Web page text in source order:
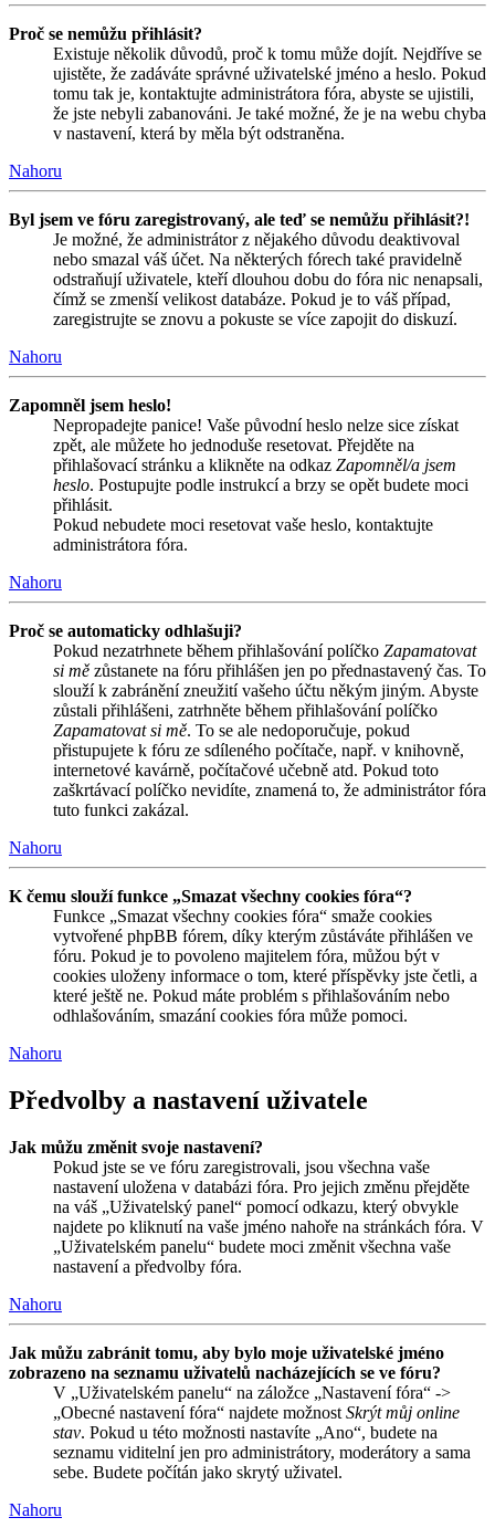
Proč se nemůžu přihlásit?
Existuje několik důvodů, proč k tomu může dojít. Nejdříve se
ujistěte, že zadáváte správné uživatelské jméno a heslo. Pokud
tomu tak je, kontaktujte administrátora fóra, abyste se ujistili,
že jste nebyli zabanováni. Je také možné, že je na webu chyba
v nastavení, která by měla být odstraněna.
Nahoru
Byl jsem ve fóru zaregistrovaný, ale teď se nemůžu přihlásit?!
Je možné, že administrátor z nějakého důvodu deaktivoval
nebo smazal váš účet. Na některých fórech také pravidelně
odstraňují uživatele, kteří dlouhou dobu do fóra nic nenapsali,
čímž se zmenší velikost databáze. Pokud je to váš případ,
zaregistrujte se znovu a pokuste se více zapojit do diskuzí.
Nahoru
Zapomněl jsem heslo!
Nepropadejte panice! Vaše původní heslo nelze sice získat
zpět, ale můžete ho jednoduše resetovat. Přejděte na
přihlašovací stránku a klikněte na odkaz Zapomněl/a jsem
heslo. Postupujte podle instrukcí a brzy se opět budete moci
přihlásit.
Pokud nebudete moci resetovat vaše heslo, kontaktujte
administrátora fóra.
Nahoru
Proč se automaticky odhlašuji?
Pokud nezatrhnete během přihlašování políčko Zapamatovat
si mě zůstanete na fóru přihlášen jen po přednastavený čas. To
slouží k zabránění zneužití vašeho účtu někým jiným. Abyste
zůstali přihlášeni, zatrhněte během přihlašování políčko
Zapamatovat si mě. To se ale nedoporučuje, pokud
přistupujete k fóru ze sdíleného počítače, např. v knihovně,
internetové kavárně, počítačové učebně atd. Pokud toto
zaškrtávací políčko nevidíte, znamená to, že administrátor fóra
tuto funkci zakázal.
Nahoru
K čemu slouží funkce „Smazat všechny cookies fóra“?
Funkce „Smazat všechny cookies fóra“ smaže cookies
vytvořené phpBB fórem, díky kterým zůstáváte přihlášen ve
fóru. Pokud je to povoleno majitelem fóra, můžou být v
cookies uloženy informace o tom, které příspěvky jste četli, a
které ještě ne. Pokud máte problém s přihlašováním nebo
odhlašováním, smazání cookies fóra může pomoci.
Nahoru
Předvolby a nastavení uživatele
Jak můžu změnit svoje nastavení?
Pokud jste se ve fóru zaregistrovali, jsou všechna vaše
nastavení uložena v databázi fóra. Pro jejich změnu přejděte
na váš „Uživatelský panel“ pomocí odkazu, který obvykle
najdete po kliknutí na vaše jméno nahoře na stránkách fóra. V
„Uživatelském panelu“ budete moci změnit všechna vaše
nastavení a předvolby fóra.
Nahoru
Jak můžu zabránit tomu, aby bylo moje uživatelské jméno
zobrazeno na seznamu uživatelů nacházejících se ve fóru?
V „Uživatelském panelu“ na záložce „Nastavení fóra“ ->
„Obecné nastavení fóra“ najdete možnost Skrýt můj online
stav. Pokud u této možnosti nastavíte „Ano“, budete na
seznamu viditelní jen pro administrátory, moderátory a sama
sebe. Budete počítán jako skrytý uživatel.
Nahoru